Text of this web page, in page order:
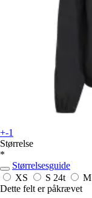
+-1
Størrelse
*
Størrelsesguide
XS
S 24t M
Dette felt er påkrævet